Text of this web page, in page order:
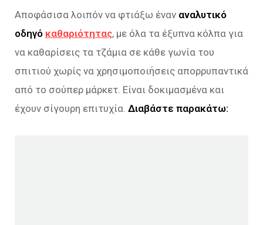
Αποφάσισα λοιπόν να φτιάξω έναν αναλυτικό
οδηγό καθαριότητας, με όλα τα έξυπνα κόλπα για
να καθαρίσεις τα τζάμια σε κάθε γωνία του
σπιτιού χωρίς να χρησιμοποιήσεις απορρυπαντικά
από το σούπερ μάρκετ. Είναι δοκιμασμένα και
έχουν σίγουρη επιτυχία. Διαβάστε παρακάτω: